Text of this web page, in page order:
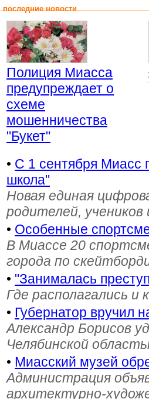
последние новости
Полиция Миасса
предупреждает о
схеме
мошенничества
"Букет"
• С 1 сентября Миасс
школа"
Новая единая
родителей, учеников
• Особенные
В Миассе 20
города по
• "Занималась
Где располагались и
• Губернатор вручил
Александр Борисов
Челябинской
• Миасский музей
Администрация
архитектурно-